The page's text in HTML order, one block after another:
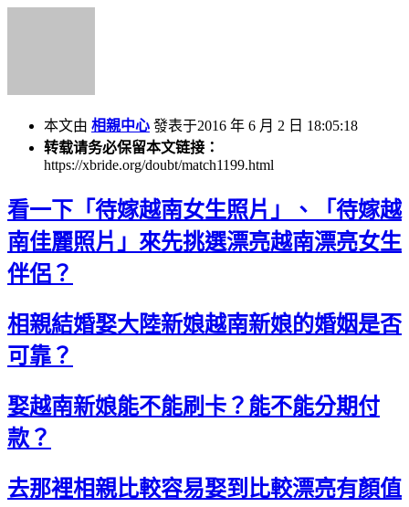
本文由 相親中心 發表于2016 年 6 月 2 日 18:05:18
转载请务必保留本文链接：
https://xbride.org/doubt/match1199.html
看一下「待嫁越南女生照片」、「待嫁越
南佳麗照片」來先挑選漂亮越南漂亮女生
伴侶？
相親結婚娶大陸新娘越南新娘的婚姻是否
可靠？
娶越南新娘能不能刷卡？能不能分期付
款？
去那裡相親比較容易娶到比較漂亮有顏值